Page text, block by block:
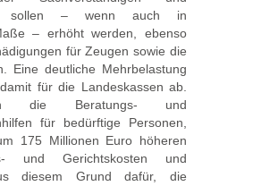
sollen – wenn auch in
– erhöht werden, ebenso
für Zeugen sowie die
Eine deutliche Mehrbelastung
für die Landeskassen ab.
die Beratungs- und
für bedürftige Personen,
175 Millionen Euro höheren
und Gerichtskosten und
diesem Grund dafür, die